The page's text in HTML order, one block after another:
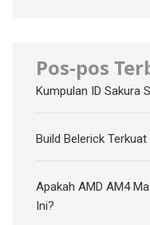
Pos-pos
Kumpulan ID Sakura
Build Belerick
Apakah AMD AM4
Ini?